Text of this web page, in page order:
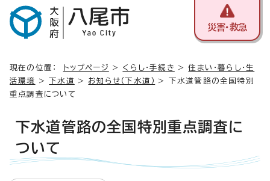
災害・救急
現在の位置： トップページ > くらし・手続き >住まい・暮らし・生
活環境
>下水道 > お知らせ（下水道）
> 下水道管路の全国特別
重点調査について
下水道管路の全国特別重点調査に
ついて